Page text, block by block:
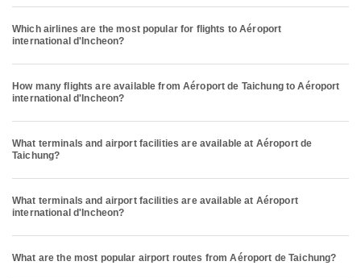
Which airlines are the most popular for flights to Aéroport
international d'Incheon?
How many flights are available from Aéroport de Taichung to Aéroport
international d'Incheon?
What terminals and airport facilities are available at Aéroport de
Taichung?
What terminals and airport facilities are available at Aéroport
international d'Incheon?
What are the most popular airport routes from Aéroport de Taichung?